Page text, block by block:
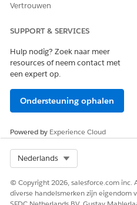
Vertrouwen
SUPPORT & SERVICES
Hulp nodig? Zoek naar meer
resources of neem contact met
een expert op.
Ondersteuning ophalen
Powered by Experience Cloud
Nederlands
© Copyright 2026, salesforce.com inc.
diverse handelsmerken zijn eigendom